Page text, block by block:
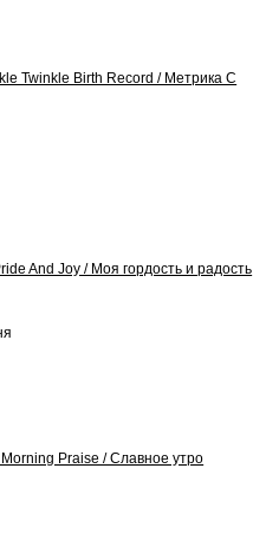
Twinkle Birth Record / Метрика С
And Joy / Моя гордость и радость
Praise / Славное утро